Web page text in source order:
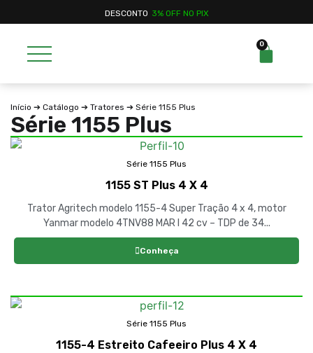
DESCONTO 3% OFF NO PIX
0
Início ➔ Catálogo ➔ Tratores ➔ Série 1155 Plus
Série 1155 Plus
Série 1155 Plus
1155 ST Plus 4 X 4
Trator Agritech modelo 1155-4 Super Tração 4 x 4, motor
Yanmar modelo 4TNV88 MAR I 42 cv – TDP de 34...
Conheça
Série 1155 Plus
1155-4 Estreito Cafeeiro Plus 4 X 4